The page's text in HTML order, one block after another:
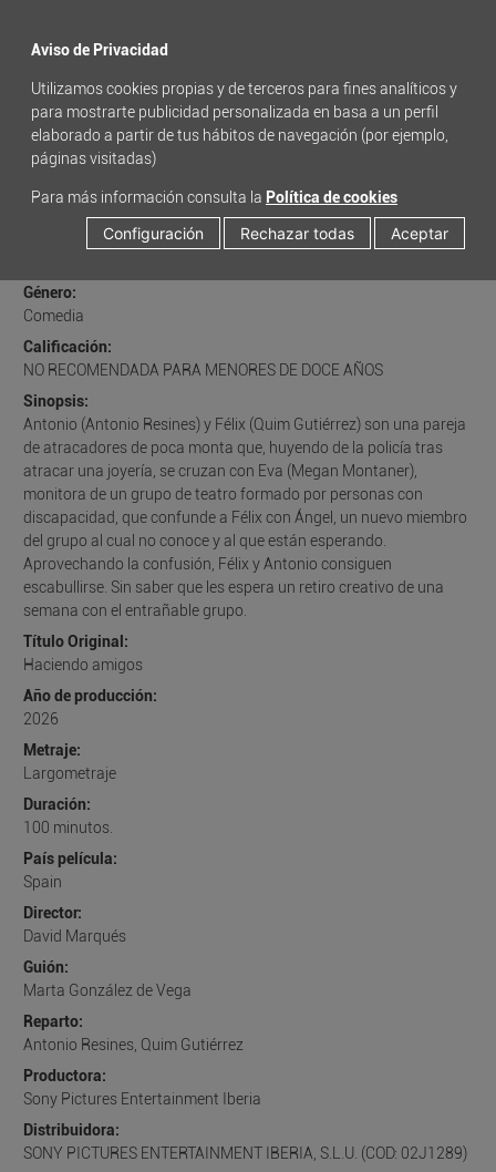
Aviso de Privacidad
Utilizamos cookies propias y de terceros para fines analíticos y
para mostrarte publicidad personalizada en basa a un perfil
elaborado a partir de tus hábitos de navegación (por ejemplo,
páginas visitadas)
Para más información consulta la Política de cookies
Configuración Rechazar todas Aceptar
HACIENDO AMIGOS
COMPRAR ENTRADAS
Género:
Comedia
Calificación:
NO RECOMENDADA PARA MENORES DE DOCE AÑOS
Sinopsis:
Antonio (Antonio Resines) y Félix (Quim Gutiérrez) son una pareja
de atracadores de poca monta que, huyendo de la policía tras
atracar una joyería, se cruzan con Eva (Megan Montaner),
monitora de un grupo de teatro formado por personas con
discapacidad, que confunde a Félix con Ángel, un nuevo miembro
del grupo al cual no conoce y al que están esperando.
Aprovechando la confusión, Félix y Antonio consiguen
escabullirse. Sin saber que les espera un retiro creativo de una
semana con el entrañable grupo.
Título Original:
Haciendo amigos
Año de producción:
2026
Metraje:
Largometraje
Duración:
100 minutos.
País película:
Spain
Director:
David Marqués
Guión:
Marta González de Vega
Reparto:
Antonio Resines, Quim Gutiérrez
Productora:
Sony Pictures Entertainment Iberia
Distribuidora:
SONY PICTURES ENTERTAINMENT IBERIA, S.L.U. (COD: 02J1289)